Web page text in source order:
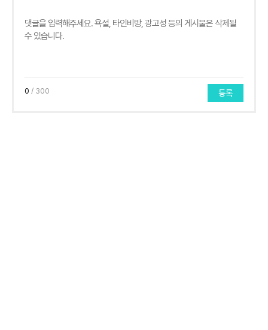
0 / 300 등록